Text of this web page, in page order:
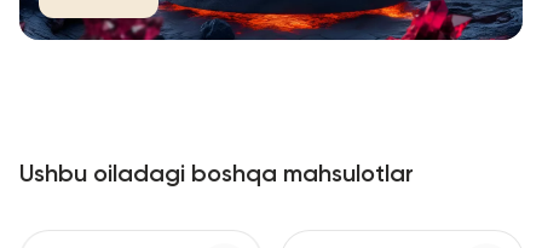
Ushbu oiladagi boshqa mahsulotlar